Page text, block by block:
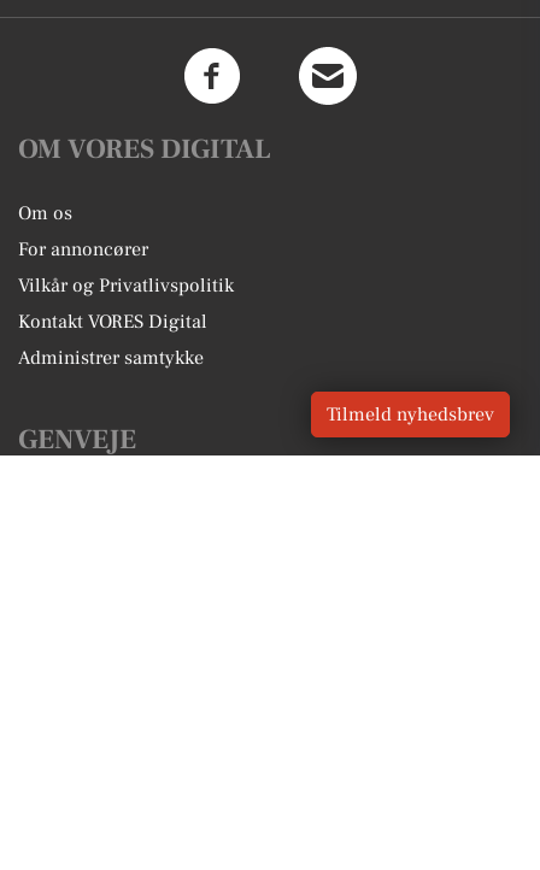
OM VORES DIGITAL
Om os
For annoncører
Vilkår og Privatlivspolitik
Kontakt VORES Digital
Administrer samtykke
GENVEJE
Tilmeld nyhedsbrev